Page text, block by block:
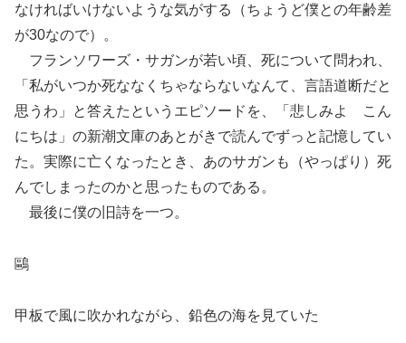
なければいけないような気がする（ちょうど僕との年齢差
が30なので）。
フランソワーズ・サガンが若い頃、死について問われ、
「私がいつか死ななくちゃならないなんて、言語道断だと
思うわ」と答えたというエピソードを、「悲しみよ こん
にちは」の新潮文庫のあとがきで読んでずっと記憶してい
た。実際に亡くなったとき、あのサガンも（やっぱり）死
んでしまったのかと思ったものである。
最後に僕の旧詩を一つ。
鷗
甲板で風に吹かれながら、鉛色の海を見ていた